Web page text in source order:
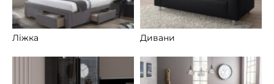
Ліжка Дивани